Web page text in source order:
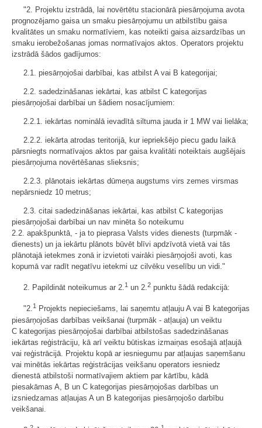
"2. Projektu izstrādā, lai novērtētu stacionārā piesārņojuma avota
prognozējamo gaisa un smaku piesārņojumu un atbilstību gaisa
kvalitātes un smaku normatīviem, kas noteikti gaisa aizsardzības un
smaku ierobežošanas jomas normatīvajos aktos. Operators projektu
izstrādā šādos gadījumos:
2.1. piesārņojošai darbībai, kas atbilst A vai B kategorijai;
2.2. sadedzināšanas iekārtai, kas atbilst C kategorijas
piesārņojošai darbībai un šādiem nosacījumiem:
2.2.1. iekārtas nominālā ievadītā siltuma jauda ir 1 MW vai lielāka;
2.2.2. iekārta atrodas teritorijā, kur iepriekšējo piecu gadu laikā
pārsniegts normatīvajos aktos par gaisa kvalitāti noteiktais augšējais
piesārņojuma novērtēšanas slieksnis;
2.2.3. plānotais iekārtas dūmeņa augstums virs zemes virsmas
nepārsniedz 10 metrus;
2.3. citai sadedzināšanas iekārtai, kas atbilst C kategorijas
piesārņojošai darbībai un nav minēta šo noteikumu
2.2. apakšpunktā, - ja to pieprasa Valsts vides dienests (turpmāk -
dienests) un ja iekārtu plānots būvēt blīvi apdzīvotā vietā vai tās
plānotajā ietekmes zonā ir izvietoti vairāki piesārņojoši avoti, kas
kopumā var radīt negatīvu ietekmi uz cilvēku veselību un vidi."
2. Papildināt noteikumus ar 2.1 un 2.2 punktu šādā redakcijā:
"2.1
Projekts nepieciešams, lai saņemtu atļauju A vai B kategorijas
piesārņojošas darbības veikšanai (turpmāk - atļauja) un veiktu
C kategorijas piesārņojošai darbībai atbilstošas sadedzināšanas
iekārtas reģistrāciju, kā arī veiktu būtiskas izmaiņas esošajā atļaujā
vai reģistrācijā. Projektu kopā ar iesniegumu par atļaujas saņemšanu
vai minētās iekārtas reģistrācijas veikšanu operators iesniedz
dienestā atbilstoši normatīvajiem aktiem par kārtību, kādā
piesakāmas A, B un C kategorijas piesārņojošas darbības un
izsniedzamas atļaujas A un B kategorijas piesārņojošo darbību
veikšanai.